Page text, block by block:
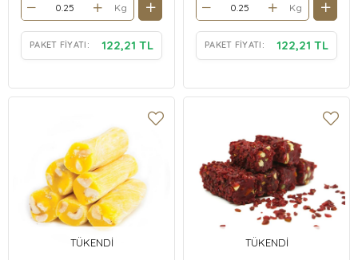
Kg
PAKET FIYATI: 122,21 TL
Kg
PAKET FIYATI: 122,21 TL
TÜKENDI TÜKENDI